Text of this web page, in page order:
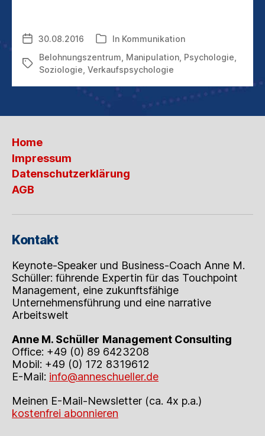
SO
GERNE
VERFÜHREN?
Veröffentlichungsdatum
30.08.2016 Kategorien
In Kommunikation
Schlagwörter
Belohnungszentrum Manipulation Psychologie
Soziologie Verkaufspsychologie
Home
Impressum
Datenschutzerklärung
AGB
Kontakt
Keynote-Speaker und Business-Coach Anne M.
Schüller: führende Expertin für das Touchpoint
Management, eine zukunftsfähige
Unternehmensführung und eine narrative
Arbeitswelt
Anne M. Schüller Management Consulting
Office: +49 (0) 89 6423208
Mobil: +49 (0) 172 8319612
E-Mail: info@anneschueller.de
Meinen E-Mail-Newsletter (ca. 4x p.a.)
kostenfrei abonnieren